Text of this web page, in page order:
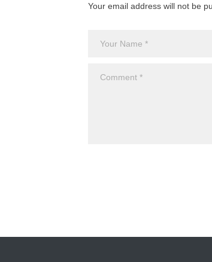
Your email address will not be